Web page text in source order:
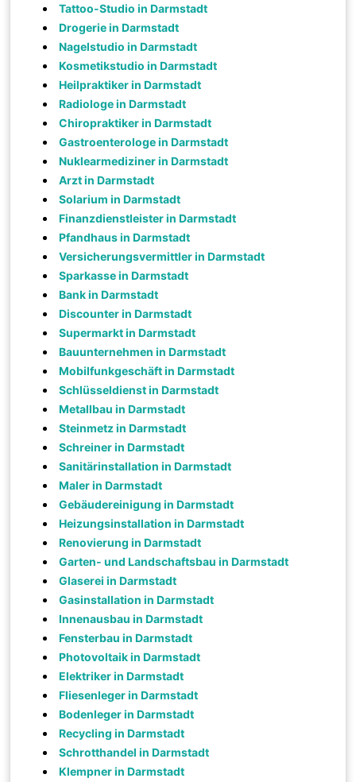
Tattoo-Studio in Darmstadt
Drogerie in Darmstadt
Nagelstudio in Darmstadt
Kosmetikstudio in Darmstadt
Heilpraktiker in Darmstadt
Radiologe in Darmstadt
Chiropraktiker in Darmstadt
Gastroenterologe in Darmstadt
Nuklearmediziner in Darmstadt
Arzt in Darmstadt
Solarium in Darmstadt
Finanzdienstleister in Darmstadt
Pfandhaus in Darmstadt
Versicherungsvermittler in Darmstadt
Sparkasse in Darmstadt
Bank in Darmstadt
Discounter in Darmstadt
Supermarkt in Darmstadt
Bauunternehmen in Darmstadt
Mobilfunkgeschäft in Darmstadt
Schlüsseldienst in Darmstadt
Metallbau in Darmstadt
Steinmetz in Darmstadt
Schreiner in Darmstadt
Sanitärinstallation in Darmstadt
Maler in Darmstadt
Gebäudereinigung in Darmstadt
Heizungsinstallation in Darmstadt
Renovierung in Darmstadt
Garten- und Landschaftsbau in Darmstadt
Glaserei in Darmstadt
Gasinstallation in Darmstadt
Innenausbau in Darmstadt
Fensterbau in Darmstadt
Photovoltaik in Darmstadt
Elektriker in Darmstadt
Fliesenleger in Darmstadt
Bodenleger in Darmstadt
Recycling in Darmstadt
Schrotthandel in Darmstadt
Klempner in Darmstadt